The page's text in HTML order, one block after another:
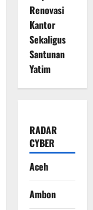
Renovasi
Kantor
Sekaligus
Santunan
Yatim
RADAR
CYBER
Aceh
Ambon